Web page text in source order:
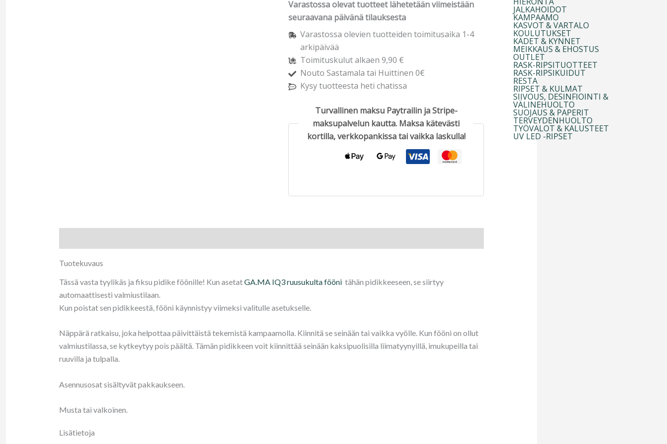
Varastossa olevat tuotteet lähetetään viimeistään
seuraavana päivänä tilauksesta
Varastossa olevien tuotteiden toimitusaika 1-4
arkipäivää
Toimituskulut alkaen 9,90 €
Nouto Sastamala tai Huittinen 0€
Kysy tuotteesta heti chatissa
Turvallinen maksu Paytrailin ja Stripe-
maksupalvelun kautta. Maksa kätevästi
kortilla, verkkopankissa tai vaikka laskulla!
Tuotekuvaus
Tässä vasta tyylikäs ja fiksu pidike föönille! Kun asetatGA.MA IQ3 ruusukulta fööni tähän pidikkeeseen, se siirtyy
automaattisesti valmiustilaan.
Kun poistat sen pidikkeestä, fööni käynnistyy viimeksi valitulle asetukselle.
Näppärä ratkaisu, joka helpottaa päivittäistä tekemistä kampaamolla. Kiinnitä se seinään tai vaikka vyölle. Kun fööni on ollut
valmiustilassa, se kytkeytyy pois päältä. Tämän pidikkeen voit kiinnittää seinään kaksipuolisilla liimatyynyillä, imukupeilla tai
ruuvilla ja tulpalla.
Asennusosat sisältyvät pakkaukseen.
Musta tai valkoinen.
Lisätietoja
JALKAHOIDOT
KAMPAAMO
KASVOT & VARTALO
KOULUTUKSET
KÄDET & KYNNET
MEIKKAUS & EHOSTUS
OUTLET
RASK-RIPSITUOTTEET
RASK-RIPSIKUIDUT
RESTA
RIPSET & KULMAT
SIIVOUS, DESINFIOINTI &
VÄLINEHUOLTO
SUOJAUS & PAPERIT
TERVEYDENHUOLTO
TYÖVALOT & KALUSTEET
UV LED -RIPSET